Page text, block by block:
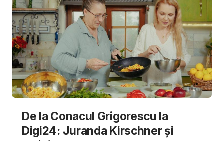
De la Conacul Grigorescu la
Digi24: Juranda Kirschner și